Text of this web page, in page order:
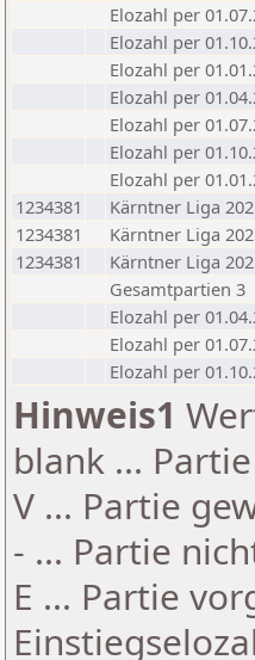
Elozahl per
Elozahl per
Elozahl per
Elozahl per
Elozahl per
Elozahl per
Elozahl per
1234381
Kärntner Liga
1234381
Kärntner Liga
1234381
Kärntner Liga
Gesamtpartien 3
Elozahl per
Elozahl per
Elozahl per
Hinweis1
blank ...
V ... Partie
- ... Partie
E ... Partie